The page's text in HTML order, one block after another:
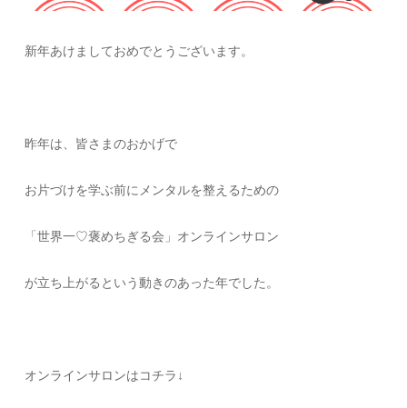
新年あけましておめでとうございます。
昨年は、皆さまのおかげで
お片づけを学ぶ前にメンタルを整えるための
「世界一♡褒めちぎる会」オンラインサロン
が立ち上がるという動きのあった年でした。
オンラインサロンはコチラ↓